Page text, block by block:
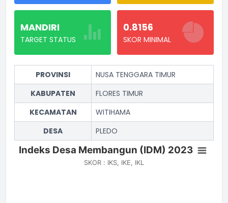
MANDIRI
TARGET STATUS
0.8156
SKOR MINIMAL
PROVINSI
NUSA TENGGARA TIMUR
KABUPATEN
FLORES TIMUR
KECAMATAN
WITIHAMA
DESA
PLEDO
Indeks Desa Membangun (IDM) 2023
Pie chart with 3 slices.
Indeks Desa Membangun (IDM) 2023
SKOR : IKS, IKE, IKL